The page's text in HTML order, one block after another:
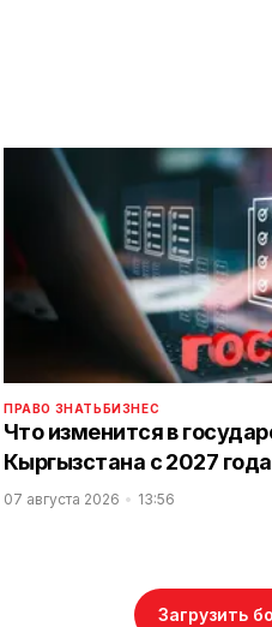
ПРАВО ЗНАТЬБИЗНЕС
Что изменится в
Кыргызстана с 2027
07 августа 2026 13:56
Загрузить